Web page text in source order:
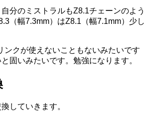
分のミストラルもZ8.1チェーンのよう
（幅7.3mm）はZ8.1（幅7.1mm）少し
ンクが使えないこともないみたいです
固いみたいです。勉強になります。
していきます。